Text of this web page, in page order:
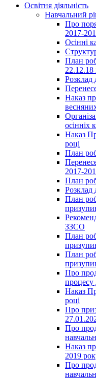
Освітня діяльність
Навчальний
Про
2017-
Осінні
План
22.12.18
Розклад
Наказ
осінніх
Наказ
році
План
2017-
План
Розклад
План
ЗЗСО
План
План
Про
процесу
Наказ
році
Про
Про
Наказ
2019
Про